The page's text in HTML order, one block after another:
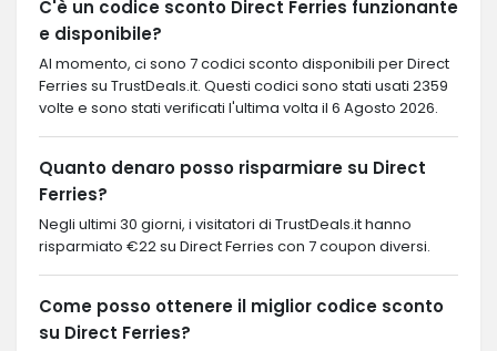
C'è un codice sconto Direct Ferries funzionante
e disponibile?
Al momento, ci sono 7 codici sconto disponibili per Direct
Ferries su TrustDeals.it. Questi codici sono stati usati 2359
volte e sono stati verificati l'ultima volta il 6 Agosto 2026.
Quanto denaro posso risparmiare su Direct
Ferries?
Negli ultimi 30 giorni, i visitatori di TrustDeals.it hanno
risparmiato €22 su Direct Ferries con 7 coupon diversi.
Come posso ottenere il miglior codice sconto
su Direct Ferries?